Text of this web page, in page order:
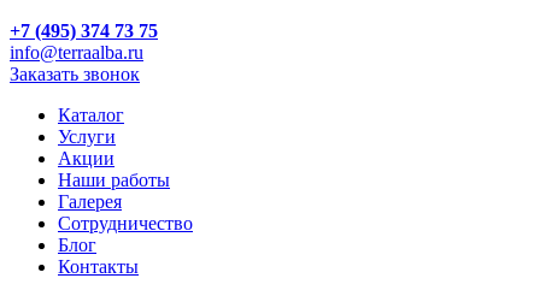
+7 (495) 374 73 75
info@terraalba.ru
Заказать звонок
Каталог
Услуги
Акции
Наши работы
Галерея
Сотрудничество
Блог
Контакты